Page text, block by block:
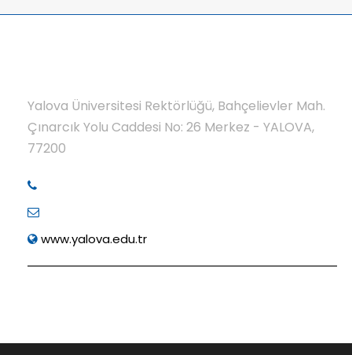
Yalova Üniversitesi Rektörlüğü, Bahçelievler Mah.
Çınarcık Yolu Caddesi No: 26 Merkez - YALOVA,
77200
www.yalova.edu.tr